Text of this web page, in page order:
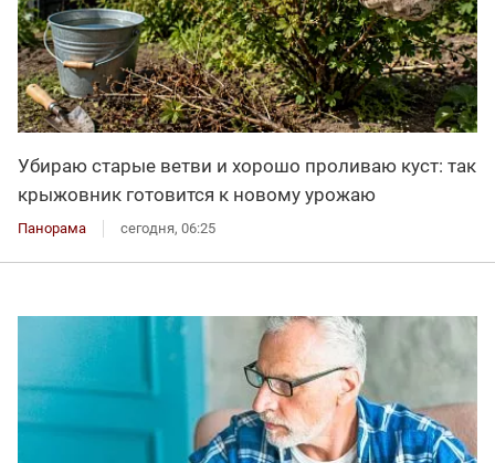
Убираю старые ветви и хорошо проливаю куст: так
крыжовник готовится к новому урожаю
Панорама сегодня, 06:25